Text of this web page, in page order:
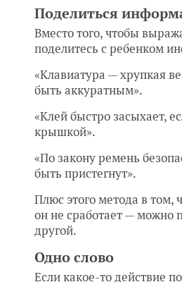
Поделиться
Вместо того, чтобы
поделитесь с ребенком
«Клавиатура — хрупкая
быть аккуратным».
«Клей быстро засыхает,
крышкой».
«По закону ремень
быть пристегнут».
Плюс этого метода в том,
он не сработает — можно
другой.
Одно слово
Если какое-то действие